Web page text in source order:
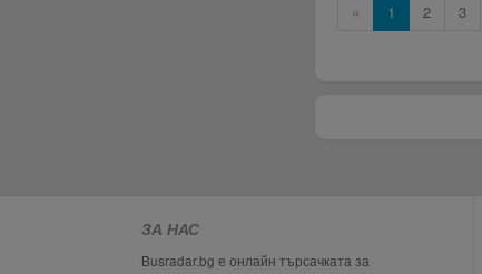
« 1 2 3
ЗА НАС
Busradar.bg е онлайн търсачката за